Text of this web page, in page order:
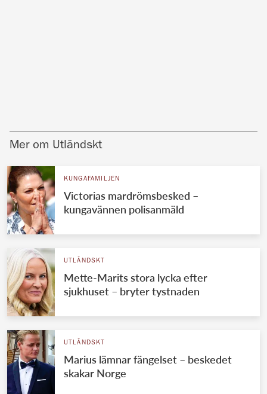
Mer om Utländskt
KUNGAFAMILJEN
Victorias mardrömsbesked –
kungavännen polisanmäld
UTLÄNDSKT
Mette-Marits stora lycka efter
sjukhuset – bryter tystnaden
UTLÄNDSKT
Marius lämnar fängelset – beskedet
skakar Norge